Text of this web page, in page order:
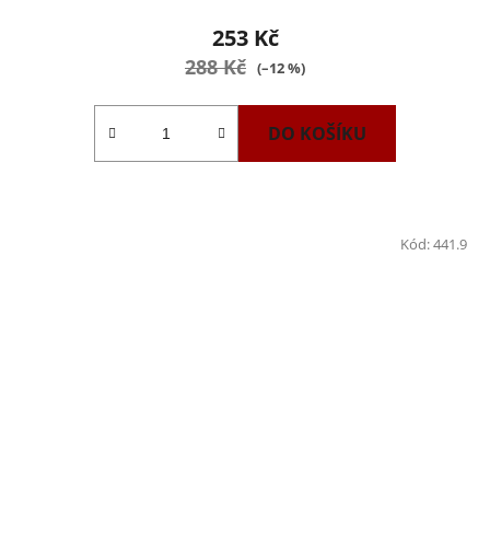
253 Kč
288 Kč (–12 %)
DO KOŠÍKU
Kód:441.9